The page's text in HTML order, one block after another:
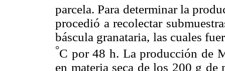
parcela. Para determinar la
procedió a recolectar
báscula granataria, las cuales
°C por 48 h. La producción de
en materia seca de los 200 g